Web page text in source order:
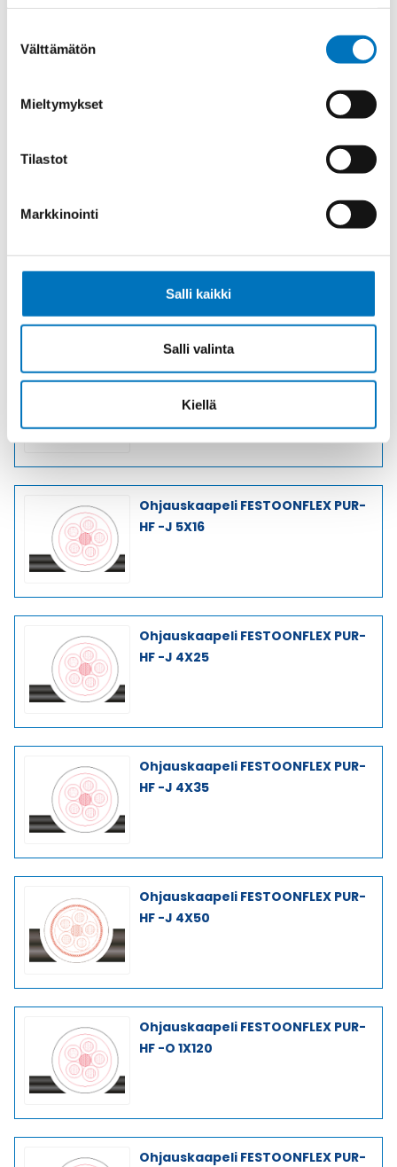
valinta
Välttämätön
Mieltymykset
Tilastot
Markkinointi
Salli kaikki
Salli valinta
Kiellä
HF -J 5X6
Ohjauskaapeli FESTOONFLEX PUR-
HF -J 5X10
Ohjauskaapeli FESTOONFLEX PUR-
HF -J 4X16
Ohjauskaapeli FESTOONFLEX PUR-
HF -J 5X16
Ohjauskaapeli FESTOONFLEX PUR-
HF -J 4X25
Ohjauskaapeli FESTOONFLEX PUR-
HF -J 4X35
Ohjauskaapeli FESTOONFLEX PUR-
HF -J 4X50
Ohjauskaapeli FESTOONFLEX PUR-
HF -O 1X120
Ohjauskaapeli FESTOONFLEX PUR-